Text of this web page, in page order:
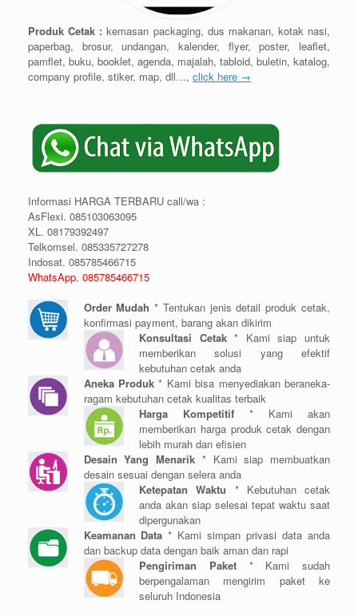
Produk Cetak : kemasan packaging, dus makanan, kotak nasi,
paperbag, brosur, undangan, kalender, flyer, poster, leaflet,
pamflet, buku, booklet, agenda, majalah, tabloid, buletin, katalog,
company profile, stiker, map, dll…, click here →
Informasi HARGA TERBARU call/wa :
AsFlexi. 085103063095
XL. 08179392497
Telkomsel. 085335727278
Indosat. 085785466715
WhatsApp. 085785466715
Order Mudah * Tentukan jenis detail produk cetak,
konfirmasi payment, barang akan dikirim
Konsultasi Cetak* Kami siap untuk
memberikan solusi yang efektif
kebutuhan cetak anda
Aneka Produk* Kami bisa menyediakan beraneka-
ragam kebutuhan cetak kualitas terbaik
Harga Kompetitif * Kami akan
memberikan harga produk cetak dengan
lebih murah dan efisien
Desain Yang Menarik * Kami siap membuatkan
desain sesuai dengan selera anda
Ketepatan Waktu * Kebutuhan cetak
anda akan siap selesai tepat waktu saat
dipergunakan
Keamanan Data * Kami simpan privasi data anda
dan backup data dengan baik aman dan rapi
Pengiriman Paket* Kami sudah
berpengalaman mengirim paket ke
seluruh Indonesia